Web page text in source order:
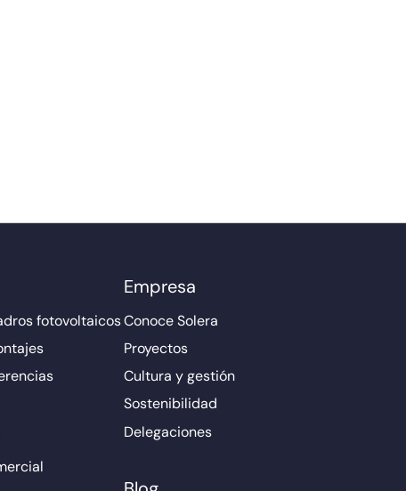
fotovoltaicos
Empresa
Conoce Solera
Proyectos
Cultura y gestión
Sostenibilidad
Delegaciones